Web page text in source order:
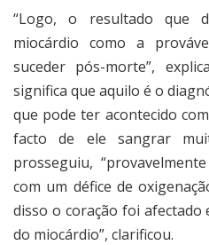
“Logo, o resultado que
miocárdio como a
suceder pós-morte”,
significa que aquilo é o
que pode ter acontecido
facto de ele sangrar
prosseguiu,
com um défice de
disso o coração foi
do miocárdio”, clarificou.